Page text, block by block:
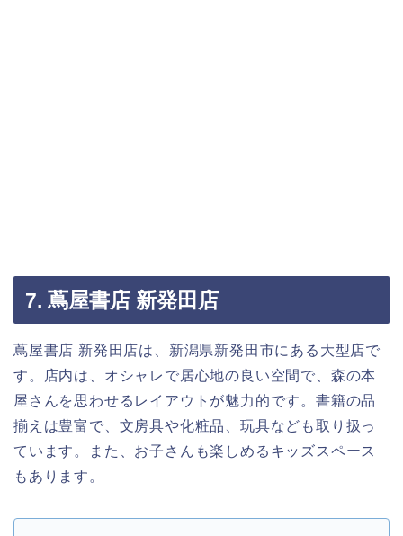
7. 蔦屋書店 新発田店
蔦屋書店 新発田店は、新潟県新発田市にある大型店で
す。店内は、オシャレで居心地の良い空間で、森の本
屋さんを思わせるレイアウトが魅力的です。書籍の品
揃えは豊富で、文房具や化粧品、玩具なども取り扱っ
ています。また、お子さんも楽しめるキッズスペース
もあります。